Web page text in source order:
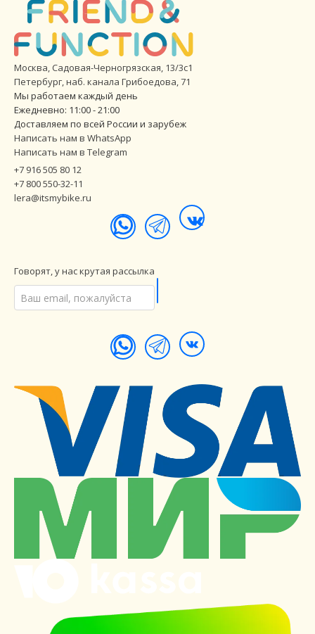
Москва, Садовая-Черногрязская, 13/3с1
Петербург,наб. канала Грибоедова, 71
Мы работаем каждый день
Ежедневно: 11:00 - 21:00
Доставляем по всей России и зарубеж
Написать нам в WhatsApp
Написать нам в Telegram
+7 916 505 80 12
+7 800 550-32-11
lera@itsmybike.ru
Говорят, у нас крутая рассылка